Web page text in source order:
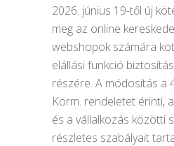
2026. június 19-től új
meg az online
webshopok számára
elállási funkció
részére. A módosítás a
Korm. rendeletet érinti,
és a vállalkozás közötti
részletes szabályait